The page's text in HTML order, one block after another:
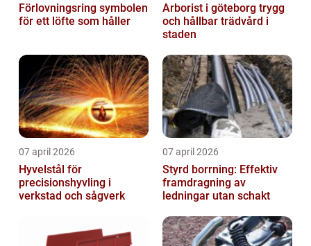
Förlovningsring symbolen
för ett löfte som håller
Arborist i göteborg trygg
och hållbar trädvård i
staden
07 april 2026
Hyvelstål för
precisionshyvling i
verkstad och sågverk
07 april 2026
Styrd borrning: Effektiv
framdragning av
ledningar utan schakt